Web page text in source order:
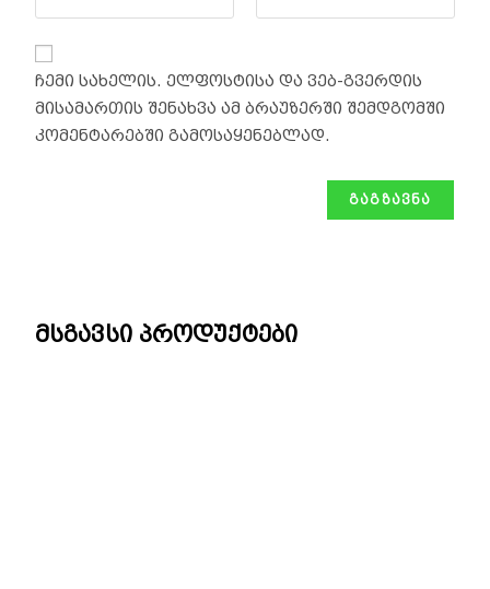
ჩემი სახელის. ელფოსტისა და ვებ-გვერდის
მისამართის შენახვა ამ ბრაუზერში შემდგომში
კომენტარებში გამოსაყენებლად.
მსგავსი პროდუქტები